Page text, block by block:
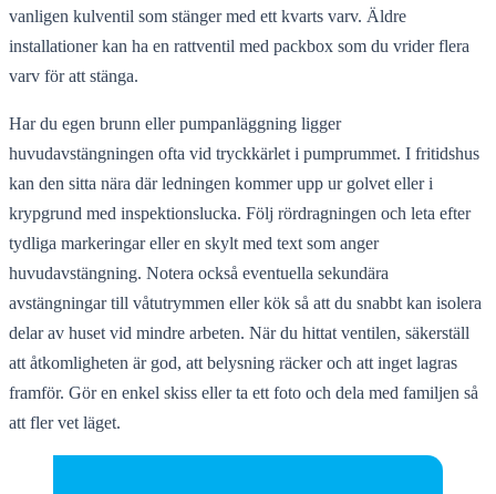
vanligen kulventil som stänger med ett kvarts varv. Äldre
installationer kan ha en rattventil med packbox som du vrider flera
varv för att stänga.
Har du egen brunn eller pumpanläggning ligger
huvudavstängningen ofta vid tryckkärlet i pumprummet. I fritidshus
kan den sitta nära där ledningen kommer upp ur golvet eller i
krypgrund med inspektionslucka. Följ rördragningen och leta efter
tydliga markeringar eller en skylt med text som anger
huvudavstängning. Notera också eventuella sekundära
avstängningar till våtutrymmen eller kök så att du snabbt kan isolera
delar av huset vid mindre arbeten. När du hittat ventilen, säkerställ
att åtkomligheten är god, att belysning räcker och att inget lagras
framför. Gör en enkel skiss eller ta ett foto och dela med familjen så
att fler vet läget.